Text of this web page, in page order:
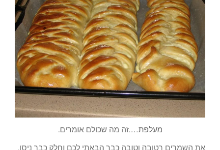
מעלפת….זה מה שכולם אומרים.
את השמרים רטובה וטובה כבר הבאתי לכם וחלק כבר ניסו.